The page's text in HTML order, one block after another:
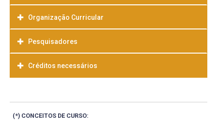
Organização Curricular
Pesquisadores
Créditos necessários
(*) CONCEITOS DE CURSO: